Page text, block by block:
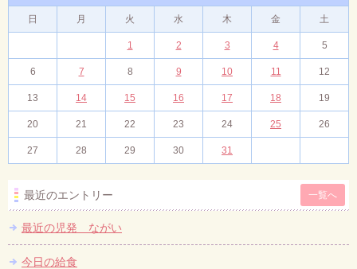
日 月 火 水 木 金 土
1 2 3 4 5
6 7 8 9 10 11 12
13 14 15 16 17 18 19
20 21 22 23 24 25 26
27 28 29 30 31
最近のエントリー 一覧へ
最近の児発 ながい
今日の給食